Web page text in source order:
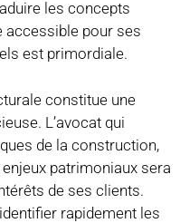
les concepts
accessible pour ses
est primordiale.
constitue une
L’avocat qui
de la construction,
patrimoniaux sera
de ses clients.
rapidement les